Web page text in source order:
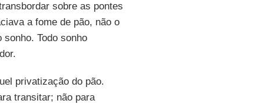
sobre as pontes
a fome de pão, não o
Todo sonho
privatização do pão.
transitar; não para